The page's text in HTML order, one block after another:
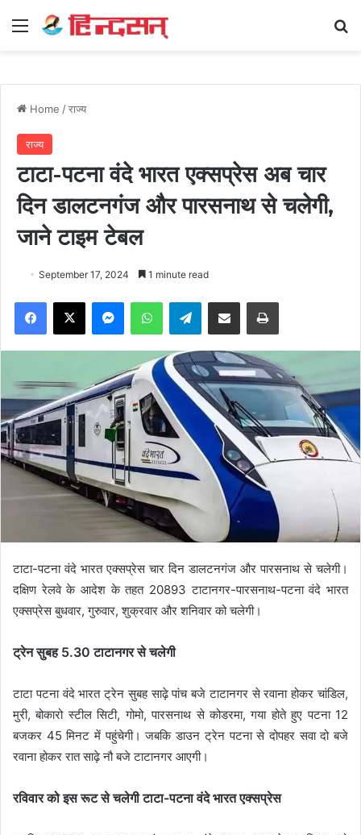
Menu
Home /राज्य
राज्य
टाटा-पटना वंदे भारत एक्सप्रेस अब चार
दिन डालटनगंज और पारसनाथ से चलेगी,
जाने टाइम टेबल
September 17, 2024 1 minute read
Facebook
X MessengerWhatsAppTelegramShare via Email Print
टाटा-पटना वंदे भारत एक्सप्रेस चार दिन डालटनगंज और पारसनाथ से चलेगी।
दक्षिण रेलवे के आदेश के तहत 20893 टाटानगर-पारसनाथ-पटना वंदे भारत
एक्सप्रेस बुधवार, गुरुवार, शुक्रवार और शनिवार को चलेगी।
ट्रेन सुबह 5.30 टाटानगर से चलेगी
टाटा पटना वंदे भारत ट्रेन सुबह साढ़े पांच बजे टाटानगर से रवाना होकर चांडिल,
मुरी, बोकारो स्टील सिटी, गोमो, पारसनाथ से कोडरमा, गया होते हुए पटना 12
बजकर 45 मिनट में पहुंचेगी। जबकि डाउन ट्रेन पटना से दोपहर सवा दो बजे
रवाना होकर रात साढ़े नौ बजे टाटानगर आएगी।
रविवार को इस रूट से चलेगी टाटा-पटना वंदे भारत एक्सप्रेस